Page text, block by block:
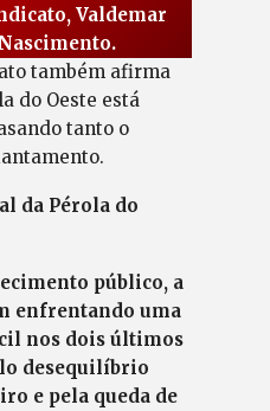
Valdemar
também afirma
do Oeste está
tanto o
da Pérola do
público, a
enfrentando uma
nos dois últimos
desequilíbrio
e pela queda de